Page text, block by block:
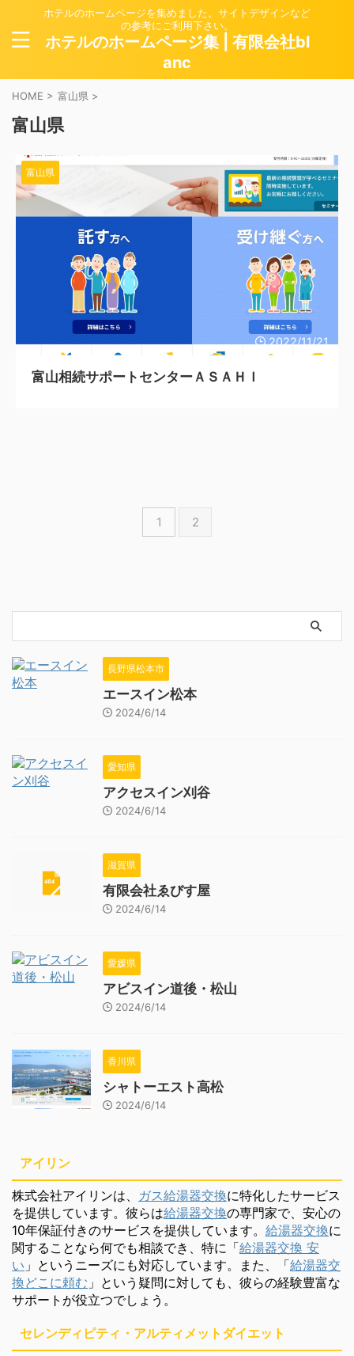
ホテルのホームページを集めました。サイトデザインなど
の参考にご利用下さい。
ホテルのホームページ集 | 有限会社bl
anc
HOME > 富山県 >
富山県
2022/11/21
富山県
富山相続サポートセンターＡＳＡＨＩ
1 2
長野県松本市
エースイン松本
2024/6/14
愛知県
アクセスイン刈谷
2024/6/14
滋賀県
有限会社ゑびす屋
2024/6/14
愛媛県
アビスイン道後・松山
2024/6/14
香川県
シャトーエスト高松
2024/6/14
アイリン
株式会社アイリンは、 ガス給湯器交換に特化したサービス
を提供しています。彼らは給湯器交換の専門家で、安心の
10年保証付きのサービスを提供しています。 給湯器交換に
関することなら何でも相談でき、特に「給湯器交換 安
い 」というニーズにも対応しています。また、「給湯器交
換どこに頼む 」という疑問に対しても、彼らの経験豊富な
サポートが役立つでしょう。
セレンディピティ・アルティメットダイエット